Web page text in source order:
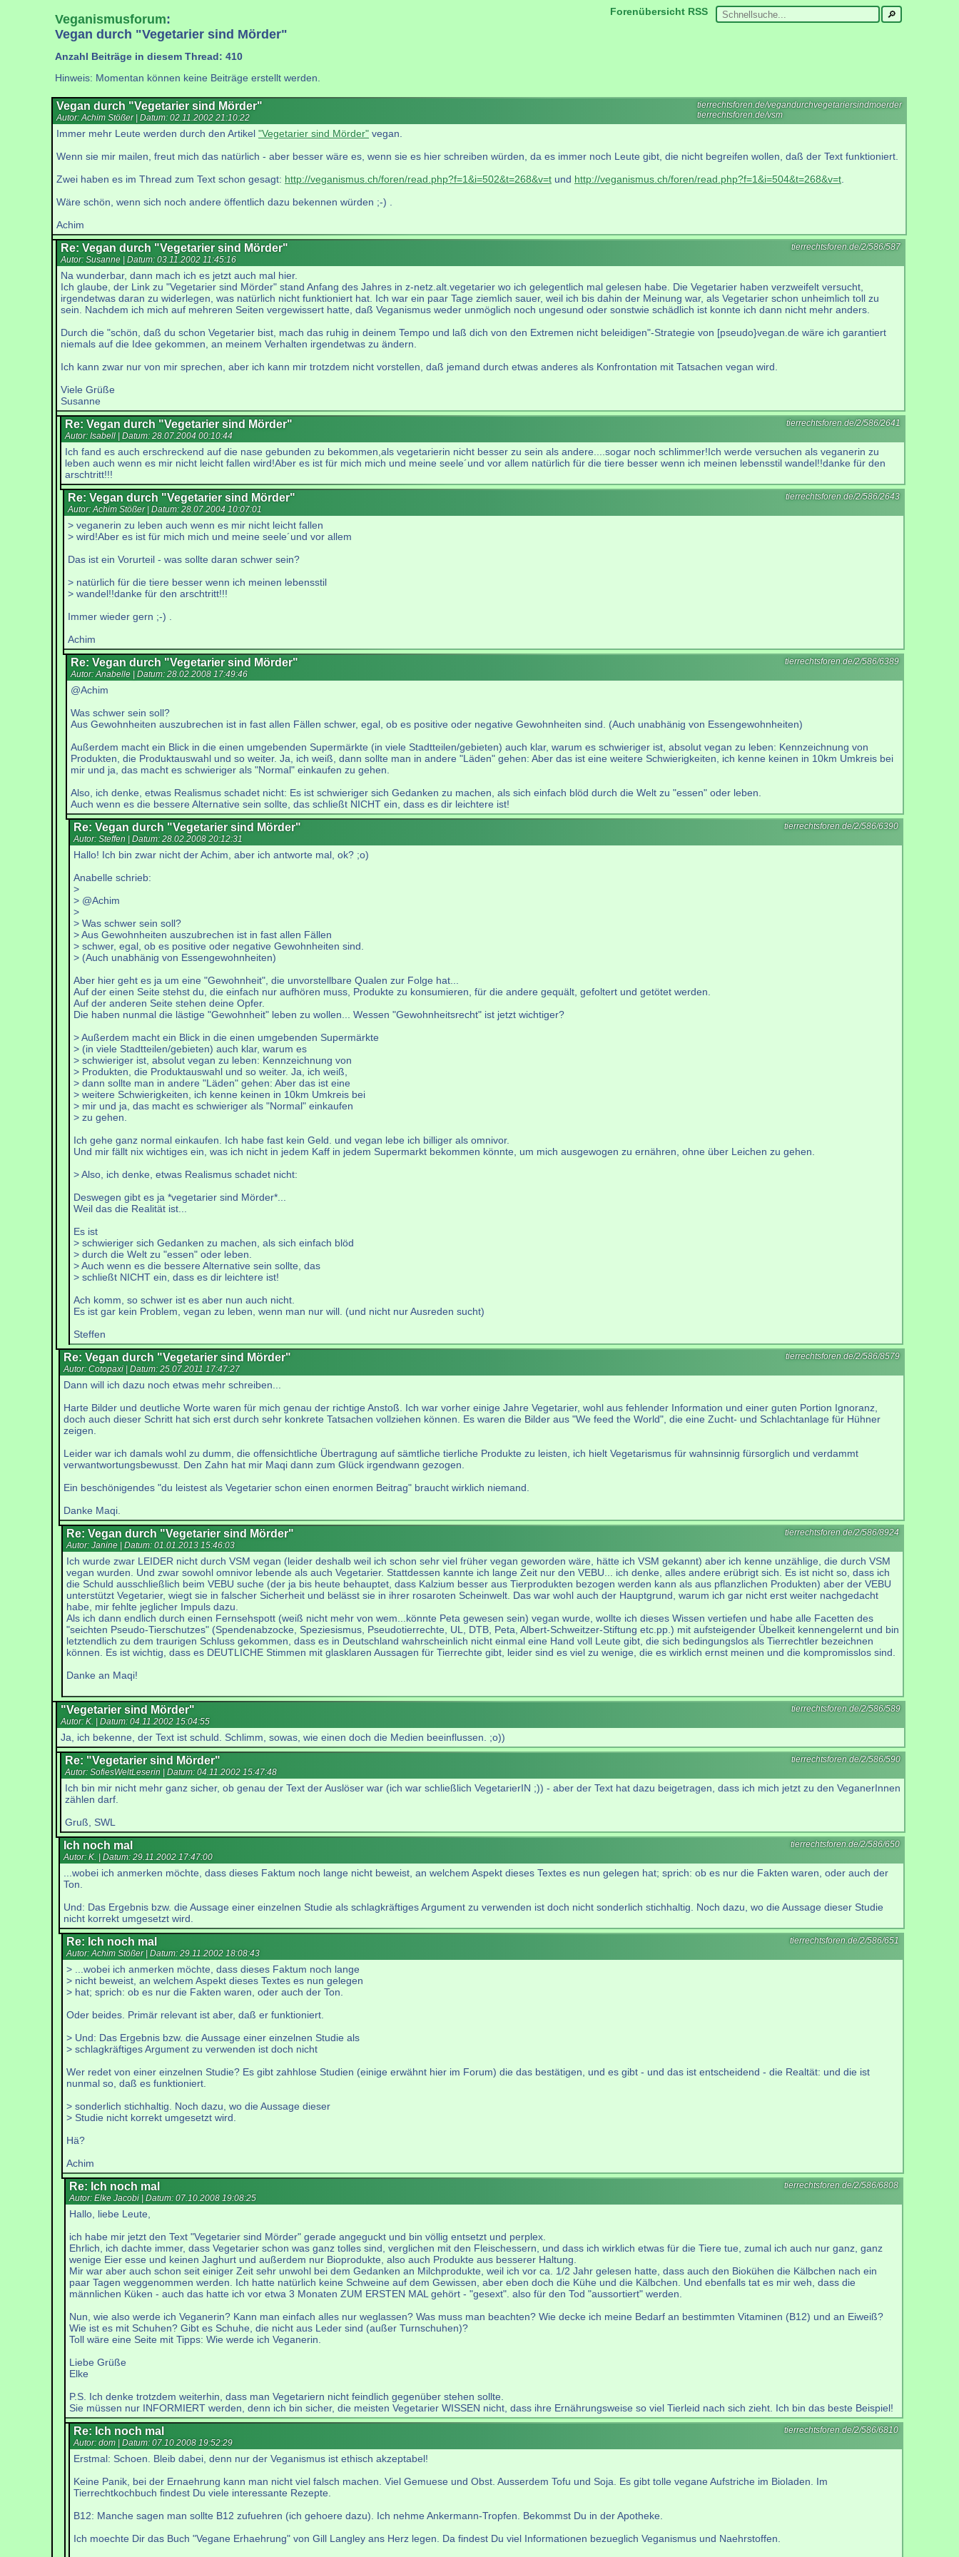
Forenübersicht RSS
Veganismusforum:
Vegan durch "Vegetarier sind Mörder"
Anzahl Beiträge in diesem Thread: 410
Hinweis: Momentan können keine Beiträge erstellt werden.
tierrechtsforen.de/vegandurchvegetariersindmoerder
tierrechtsforen.de/vsm
Vegan durch "Vegetarier sind Mörder"
Autor: Achim Stößer | Datum: 02.11.2002 21:10:22
Immer mehr Leute werden durch den Artikel "Vegetarier sind Mörder" vegan.
Wenn sie mir mailen, freut mich das natürlich - aber besser wäre es, wenn sie es hier schreiben würden, da es immer noch Leute gibt, die nicht begreifen wollen, daß der Text funktioniert.
Zwei haben es im Thread zum Text schon gesagt: http://veganismus.ch/foren/read.php?f=1&i=502&t=268&v=t und http://veganismus.ch/foren/read.php?f=1&i=504&t=268&v=t
Wäre schön, wenn sich noch andere öffentlich dazu bekennen würden ;-) .
Achim
tierrechtsforen.de/2/586/587
Re: Vegan durch "Vegetarier sind Mörder"
Autor: Susanne | Datum: 03.11.2002 11:45:16
Na wunderbar, dann mach ich es jetzt auch mal hier.
Ich glaube, der Link zu "Vegetarier sind Mörder" stand Anfang des Jahres in z-netz.alt.vegetarier wo ich gelegentlich mal gelesen habe. Die Vegetarier haben verzweifelt versucht,
irgendetwas daran zu widerlegen, was natürlich nicht funktioniert hat. Ich war ein paar Tage ziemlich sauer, weil ich bis dahin der Meinung war, als Vegetarier schon unheimlich toll zu
sein. Nachdem ich mich auf mehreren Seiten vergewissert hatte, daß Veganismus weder unmöglich noch ungesund oder sonstwie schädlich ist konnte ich dann nicht mehr anders.
Durch die "schön, daß du schon Vegetarier bist, mach das ruhig in deinem Tempo und laß dich von den Extremen nicht beleidigen"-Strategie von [pseudo}vegan.de wäre ich garantiert
niemals auf die Idee gekommen, an meinem Verhalten irgendetwas zu ändern.
Ich kann zwar nur von mir sprechen, aber ich kann mir trotzdem nicht vorstellen, daß jemand durch etwas anderes als Konfrontation mit Tatsachen vegan wird.
Viele Grüße
Susanne
tierrechtsforen.de/2/586/2641
Re: Vegan durch "Vegetarier sind Mörder"
Autor: Isabell | Datum: 28.07.2004 00:10:44
Ich fand es auch erschreckend auf die nase gebunden zu bekommen,als vegetarierin nicht besser zu sein als andere....sogar noch schlimmer!Ich werde versuchen als veganerin zu
leben auch wenn es mir nicht leicht fallen wird!Aber es ist für mich mich und meine seele´und vor allem natürlich für die tiere besser wenn ich meinen lebensstil wandel!!danke für den
arschtritt!!!
tierrechtsforen.de/2/586/2643
Re: Vegan durch "Vegetarier sind Mörder"
Autor: Achim Stößer | Datum: 28.07.2004 10:07:01
> veganerin zu leben auch wenn es mir nicht leicht fallen
> wird!Aber es ist für mich mich und meine seele´und vor allem
Das ist ein Vorurteil - was sollte daran schwer sein?
> natürlich für die tiere besser wenn ich meinen lebensstil
> wandel!!danke für den arschtritt!!!
Immer wieder gern ;-) .
Achim
tierrechtsforen.de/2/586/6389
Re: Vegan durch "Vegetarier sind Mörder"
Autor: Anabelle | Datum: 28.02.2008 17:49:46
@Achim
Was schwer sein soll?
Aus Gewohnheiten auszubrechen ist in fast allen Fällen schwer, egal, ob es positive oder negative Gewohnheiten sind. (Auch unabhänig von Essengewohnheiten)
Außerdem macht ein Blick in die einen umgebenden Supermärkte (in viele Stadtteilen/gebieten) auch klar, warum es schwieriger ist, absolut vegan zu leben: Kennzeichnung von
Produkten, die Produktauswahl und so weiter. Ja, ich weiß, dann sollte man in andere "Läden" gehen: Aber das ist eine weitere Schwierigkeiten, ich kenne keinen in 10km Umkreis bei
mir und ja, das macht es schwieriger als "Normal" einkaufen zu gehen.
Also, ich denke, etwas Realismus schadet nicht: Es ist schwieriger sich Gedanken zu machen, als sich einfach blöd durch die Welt zu "essen" oder leben.
Auch wenn es die bessere Alternative sein sollte, das schließt NICHT ein, dass es dir leichtere ist!
tierrechtsforen.de/2/586/6390
Re: Vegan durch "Vegetarier sind Mörder"
Autor: Steffen | Datum: 28.02.2008 20:12:31
Hallo! Ich bin zwar nicht der Achim, aber ich antworte mal, ok? ;o)
Anabelle schrieb:
>
> @Achim
>
> Was schwer sein soll?
> Aus Gewohnheiten auszubrechen ist in fast allen Fällen
> schwer, egal, ob es positive oder negative Gewohnheiten sind.
> (Auch unabhänig von Essengewohnheiten)
Aber hier geht es ja um eine "Gewohnheit", die unvorstellbare Qualen zur Folge hat...
Auf der einen Seite stehst du, die einfach nur aufhören muss, Produkte zu konsumieren, für die andere gequält, gefoltert und getötet werden.
Auf der anderen Seite stehen deine Opfer.
Die haben nunmal die lästige "Gewohnheit" leben zu wollen... Wessen "Gewohnheitsrecht" ist jetzt wichtiger?
> Außerdem macht ein Blick in die einen umgebenden Supermärkte
> (in viele Stadtteilen/gebieten) auch klar, warum es
> schwieriger ist, absolut vegan zu leben: Kennzeichnung von
> Produkten, die Produktauswahl und so weiter. Ja, ich weiß,
> dann sollte man in andere "Läden" gehen: Aber das ist eine
> weitere Schwierigkeiten, ich kenne keinen in 10km Umkreis bei
> mir und ja, das macht es schwieriger als "Normal" einkaufen
> zu gehen.
Ich gehe ganz normal einkaufen. Ich habe fast kein Geld. und vegan lebe ich billiger als omnivor.
Und mir fällt nix wichtiges ein, was ich nicht in jedem Kaff in jedem Supermarkt bekommen könnte, um mich ausgewogen zu ernähren, ohne über Leichen zu gehen.
> Also, ich denke, etwas Realismus schadet nicht:
Deswegen gibt es ja *vegetarier sind Mörder*...
Weil das die Realität ist...
Es ist
> schwieriger sich Gedanken zu machen, als sich einfach blöd
> durch die Welt zu "essen" oder leben.
> Auch wenn es die bessere Alternative sein sollte, das
> schließt NICHT ein, dass es dir leichtere ist!
Ach komm, so schwer ist es aber nun auch nicht.
Es ist gar kein Problem, vegan zu leben, wenn man nur will. (und nicht nur Ausreden sucht)
Steffen
tierrechtsforen.de/2/586/8579
Re: Vegan durch "Vegetarier sind Mörder"
Autor: Cotopaxi | Datum: 25.07.2011 17:47:27
Dann will ich dazu noch etwas mehr schreiben...
Harte Bilder und deutliche Worte waren für mich genau der richtige Anstoß. Ich war vorher einige Jahre Vegetarier, wohl aus fehlender Information und einer guten Portion Ignoranz,
doch auch dieser Schritt hat sich erst durch sehr konkrete Tatsachen vollziehen können. Es waren die Bilder aus "We feed the World", die eine Zucht- und Schlachtanlage für Hühner
zeigen.
Leider war ich damals wohl zu dumm, die offensichtliche Übertragung auf sämtliche tierliche Produkte zu leisten, ich hielt Vegetarismus für wahnsinnig fürsorglich und verdammt
verwantwortungsbewusst. Den Zahn hat mir Maqi dann zum Glück irgendwann gezogen.
Ein beschönigendes "du leistest als Vegetarier schon einen enormen Beitrag" braucht wirklich niemand.
Danke Maqi.
tierrechtsforen.de/2/586/8924
Re: Vegan durch "Vegetarier sind Mörder"
Autor: Janine | Datum: 01.01.2013 15:46:03
Ich wurde zwar LEIDER nicht durch VSM vegan (leider deshalb weil ich schon sehr viel früher vegan geworden wäre, hätte ich VSM gekannt) aber ich kenne unzählige, die durch VSM
vegan wurden. Und zwar sowohl omnivor lebende als auch Vegetarier. Stattdessen kannte ich lange Zeit nur den VEBU... ich denke, alles andere erübrigt sich. Es ist nicht so, dass ich
die Schuld ausschließlich beim VEBU suche (der ja bis heute behauptet, dass Kalzium besser aus Tierprodukten bezogen werden kann als aus pflanzlichen Produkten) aber der VEBU
unterstützt Vegetarier, wiegt sie in falscher Sicherheit und belässt sie in ihrer rosaroten Scheinwelt. Das war wohl auch der Hauptgrund, warum ich gar nicht erst weiter nachgedacht
habe, mir fehlte jeglicher Impuls dazu.
Als ich dann endlich durch einen Fernsehspott (weiß nicht mehr von wem...könnte Peta gewesen sein) vegan wurde, wollte ich dieses Wissen vertiefen und habe alle Facetten des
"seichten Pseudo-Tierschutzes" (Spendenabzocke, Speziesismus, Pseudotierrechte, UL, DTB, Peta, Albert-Schweitzer-Stiftung etc.pp.) mit aufsteigender Übelkeit kennengelernt und bin
letztendlich zu dem traurigen Schluss gekommen, dass es in Deutschland wahrscheinlich nicht einmal eine Hand voll Leute gibt, die sich bedingungslos als Tierrechtler bezeichnen
können. Es ist wichtig, dass es DEUTLICHE Stimmen mit glasklaren Aussagen für Tierrechte gibt, leider sind es viel zu wenige, die es wirklich ernst meinen und die kompromisslos sind.
Danke an Maqi!
tierrechtsforen.de/2/586/589
"Vegetarier sind Mörder"
Autor: K. | Datum: 04.11.2002 15:04:55
Ja, ich bekenne, der Text ist schuld. Schlimm, sowas, wie einen doch die Medien beeinflussen. ;o))
tierrechtsforen.de/2/586/590
Re: "Vegetarier sind Mörder"
Autor: SofiesWeltLeserin | Datum: 04.11.2002 15:47:48
Ich bin mir nicht mehr ganz sicher, ob genau der Text der Auslöser war (ich war schließlich VegetarierIN ;)) - aber der Text hat dazu beigetragen, dass ich mich jetzt zu den VeganerInnen
zählen darf.
Gruß, SWL
tierrechtsforen.de/2/586/650
Ich noch mal
Autor: K. | Datum: 29.11.2002 17:47:00
...wobei ich anmerken möchte, dass dieses Faktum noch lange nicht beweist, an welchem Aspekt dieses Textes es nun gelegen hat; sprich: ob es nur die Fakten waren, oder auch der
Ton.
Und: Das Ergebnis bzw. die Aussage einer einzelnen Studie als schlagkräftiges Argument zu verwenden ist doch nicht sonderlich stichhaltig. Noch dazu, wo die Aussage dieser Studie
nicht korrekt umgesetzt wird.
tierrechtsforen.de/2/586/651
Re: Ich noch mal
Autor: Achim Stößer | Datum: 29.11.2002 18:08:43
> ...wobei ich anmerken möchte, dass dieses Faktum noch lange
> nicht beweist, an welchem Aspekt dieses Textes es nun gelegen
> hat; sprich: ob es nur die Fakten waren, oder auch der Ton.
Oder beides. Primär relevant ist aber, daß er funktioniert.
> Und: Das Ergebnis bzw. die Aussage einer einzelnen Studie als
> schlagkräftiges Argument zu verwenden ist doch nicht
Wer redet von einer einzelnen Studie? Es gibt zahhlose Studien (einige erwähnt hier im Forum) die das bestätigen, und es gibt - und das ist entscheidend - die Realtät: und die ist
nunmal so, daß es funktioniert.
> sonderlich stichhaltig. Noch dazu, wo die Aussage dieser
> Studie nicht korrekt umgesetzt wird.
Hä?
Achim
tierrechtsforen.de/2/586/6808
Re: Ich noch mal
Autor: Elke Jacobi | Datum: 07.10.2008 19:08:25
Hallo, liebe Leute,
ich habe mir jetzt den Text "Vegetarier sind Mörder" gerade angeguckt und bin völlig entsetzt und perplex.
Ehrlich, ich dachte immer, dass Vegetarier schon was ganz tolles sind, verglichen mit den Fleischessern, und dass ich wirklich etwas für die Tiere tue, zumal ich auch nur ganz, ganz
wenige Eier esse und keinen Jaghurt und außerdem nur Bioprodukte, also auch Produkte aus besserer Haltung.
Mir war aber auch schon seit einiger Zeit sehr unwohl bei dem Gedanken an Milchprodukte, weil ich vor ca. 1/2 Jahr gelesen hatte, dass auch den Biokühen die Kälbchen nach ein
paar Tagen weggenommen werden. Ich hatte natürlich keine Schweine auf dem Gewissen, aber eben doch die Kühe und die Kälbchen. Und ebenfalls tat es mir weh, dass die
männlichen Küken - auch das hatte ich vor etwa 3 Monaten ZUM ERSTEN MAL gehört - "gesext". also für den Tod "aussortiert" werden.
Nun, wie also werde ich Veganerin? Kann man einfach alles nur weglassen? Was muss man beachten? Wie decke ich meine Bedarf an bestimmten Vitaminen (B12) und an Eiweiß?
Wie ist es mit Schuhen? Gibt es Schuhe, die nicht aus Leder sind (außer Turnschuhen)?
Toll wäre eine Seite mit Tipps: Wie werde ich Veganerin.
Liebe Grüße
Elke
P.S. Ich denke trotzdem weiterhin, dass man Vegetariern nicht feindlich gegenüber stehen sollte.
Sie müssen nur INFORMIERT werden, denn ich bin sicher, die meisten Vegetarier WISSEN nicht, dass ihre Ernährungsweise so viel Tierleid nach sich zieht. Ich bin das beste Beispiel!
tierrechtsforen.de/2/586/6810
Re: Ich noch mal
Autor: dom | Datum: 07.10.2008 19:52:29
Erstmal: Schoen. Bleib dabei, denn nur der Veganismus ist ethisch akzeptabel!
Keine Panik, bei der Ernaehrung kann man nicht viel falsch machen. Viel Gemuese und Obst. Ausserdem Tofu und Soja. Es gibt tolle vegane Aufstriche im Bioladen. Im
Tierrechtkochbuch findest Du viele interessante Rezepte.
B12: Manche sagen man sollte B12 zufuehren (ich gehoere dazu). Ich nehme Ankermann-Tropfen. Bekommst Du in der Apotheke.
Ich moechte Dir das Buch "Vegane Erhaehrung" von Gill Langley ans Herz legen. Da findest Du viel Informationen bezueglich Veganismus und Naehrstoffen.